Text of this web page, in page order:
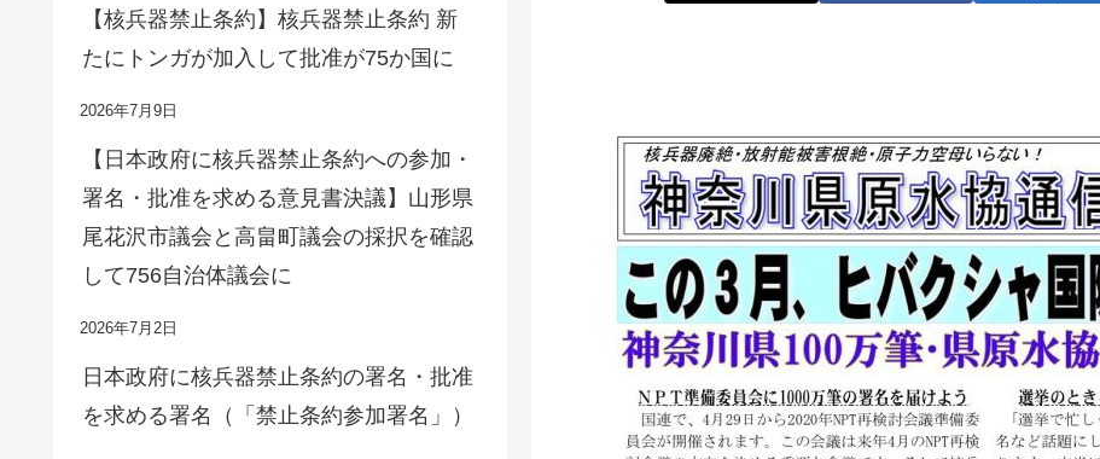
【核兵器禁止条約】核兵器禁止条約 新
たにトンガが加入して批准が75か国に
2026年7月9日
【日本政府に核兵器禁止条約への参加・
署名・批准を求める意見書決議】山形県
尾花沢市議会と高畠町議会の採択を確認
して756自治体議会に
2026年7月2日
日本政府に核兵器禁止条約の署名・批准
を求める署名（「禁止条約参加署名」）